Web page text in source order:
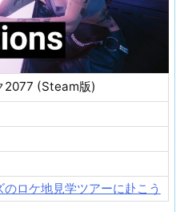
2077 (Steam版)
ロケ地見学ツアーに赴こう